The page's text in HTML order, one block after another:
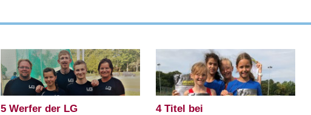
5 Werfer der LG
4 Titel bei